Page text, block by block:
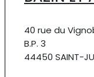
40 rue du
B.P. 3
44450 SAINT-